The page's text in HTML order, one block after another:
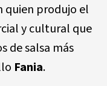
quien produjo el
y cultural que
de salsa más
Fania.